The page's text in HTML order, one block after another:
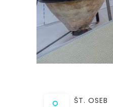
ŠT. OSEB